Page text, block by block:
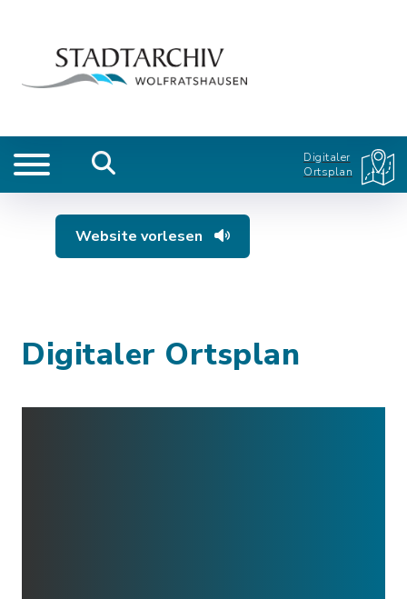
Digitaler
Ortsplan
Website vorlesen
Digitaler Ortsplan